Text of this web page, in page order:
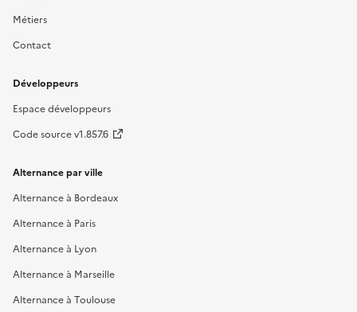
Métiers
Contact
Développeurs
Espace développeurs
Code source v1.857.6
Alternance par ville
Alternance à Bordeaux
Alternance à Paris
Alternance à Lyon
Alternance à Marseille
Alternance à Toulouse